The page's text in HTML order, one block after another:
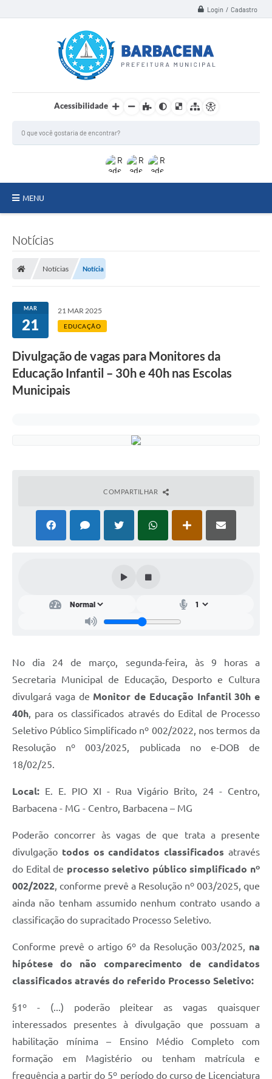
Login / Cadastro
Acessibilidade
MENU
Meio Ambiente
Ouvidoria
Serviços
Visite Barbacena
PPA - PLANO PLURIANUAL 2026/2029
PCA (Planos de Contratações Anuais)
PNAB 2026 - Ciclo 2
Plano Diretor e Mobilidade Urbana
3º Jornada Empreendedora BQ
Festival Gastronômico
Emprega Barbacena
Regularização de bairros
Legislação
Telefones Úteis
Transparência
Notícias
Notícias Notícia
MAR
21
21 MAR 2025
EDUCAÇÃO
Divulgação de vagas para Monitores da
Educação Infantil – 30h e 40h nas Escolas
Municipais
COMPARTILHAR
No dia 24 de março, segunda-feira, às 9 horas a
Secretaria Municipal de Educação, Desporto e Cultura
divulgará vaga de Monitor de Educação Infantil 30h e
40h, para os classificados através do Edital de Processo
Seletivo Público Simplificado nº 002/2022, nos termos da
Resolução nº 003/2025, publicada no e-DOB de
18/02/25.
Local: E. E. PIO XI - Rua Vigário Brito, 24 - Centro,
Barbacena - MG - Centro, Barbacena – MG
Poderão concorrer às vagas de que trata a presente
divulgação todos os candidatos classificados através
do Edital de processo seletivo público simplificado nº
002/2022, conforme prevê a Resolução nº 003/2025, que
ainda não tenham assumido nenhum contrato usando a
classificação do supracitado Processo Seletivo.
Conforme prevê o artigo 6º da Resolução 003/2025, na
hipótese do não comparecimento de candidatos
classificados através do referido Processo Seletivo:
§1º - (...) poderão pleitear as vagas quaisquer
interessados presentes à divulgação que possuam a
habilitação mínima – Ensino Médio Completo com
formação em Magistério ou tenham matrícula e
frequência a partir do 5º período do curso de Licenciatura